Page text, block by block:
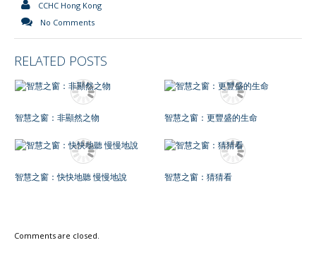
CCHC Hong Kong
No Comments
RELATED POSTS
智慧之窗：非顯然之物 智慧之窗：更豐盛的生命
智慧之窗：快快地聽 慢慢地說 智慧之窗：猜猜看
Comments are closed.